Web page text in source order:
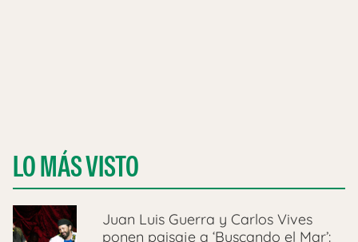
LO MÁS VISTO
Juan Luis Guerra y Carlos Vives
ponen paisaje a ‘Buscando el Mar’: